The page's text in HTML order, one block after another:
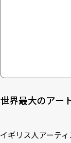
世界最大のアー
イギリス人アーテ